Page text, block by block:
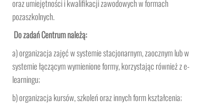
oraz umiejętności i kwalifikacji zawodowych w formach
pozaszkolnych.
Do zadań Centrum należą:
a) organizacja zajęć w systemie stacjonarnym, zaocznym lub w
systemie łączącym wymienione formy, korzystając również z e-
learningu;
b) organizacja kursów, szkoleń oraz innych form kształcenia;